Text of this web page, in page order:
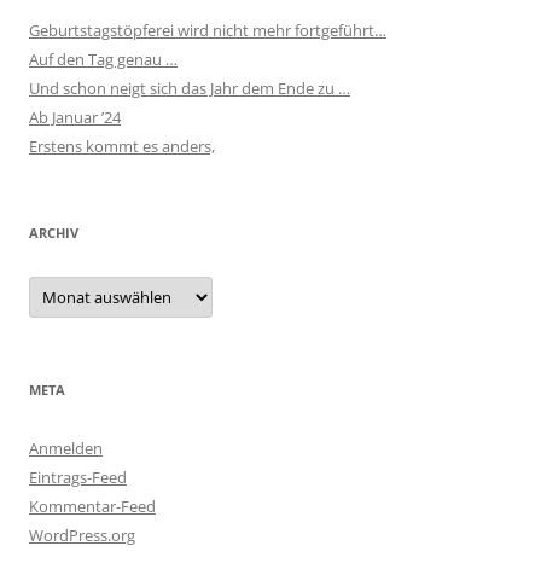
Geburtstagstöpferei wird nicht mehr fortgeführt…
Auf den Tag genau …
Und schon neigt sich das Jahr dem Ende zu …
Ab Januar ’24
Erstens kommt es anders,
ARCHIV
Archiv
META
Anmelden
Eintrags-Feed
Kommentar-Feed
WordPress.org